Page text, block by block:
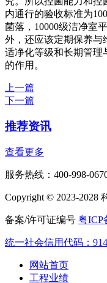
内通行的验收标准为
菌落，10000级洁净室
外，还应该定期保养与
适净化等级和长期管理
的作用。
上一篇
下一篇
推荐资讯
查看更多
服务热线：400-998-
Copyright © 2023-2028
备案/许可证编号 粤ICP
统一社会信用代码：
网站首页
工程业绩